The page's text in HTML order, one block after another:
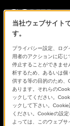
当社ウェブサイト
す。
プライバシー設定、ロ
用者のアクションに応
停止することができませ
析するため、あるいは個
供する等の目的のため
あります。それらの
ックしてください。
ックして下さい。
ください。Cookieの設
よっては、このウェブ